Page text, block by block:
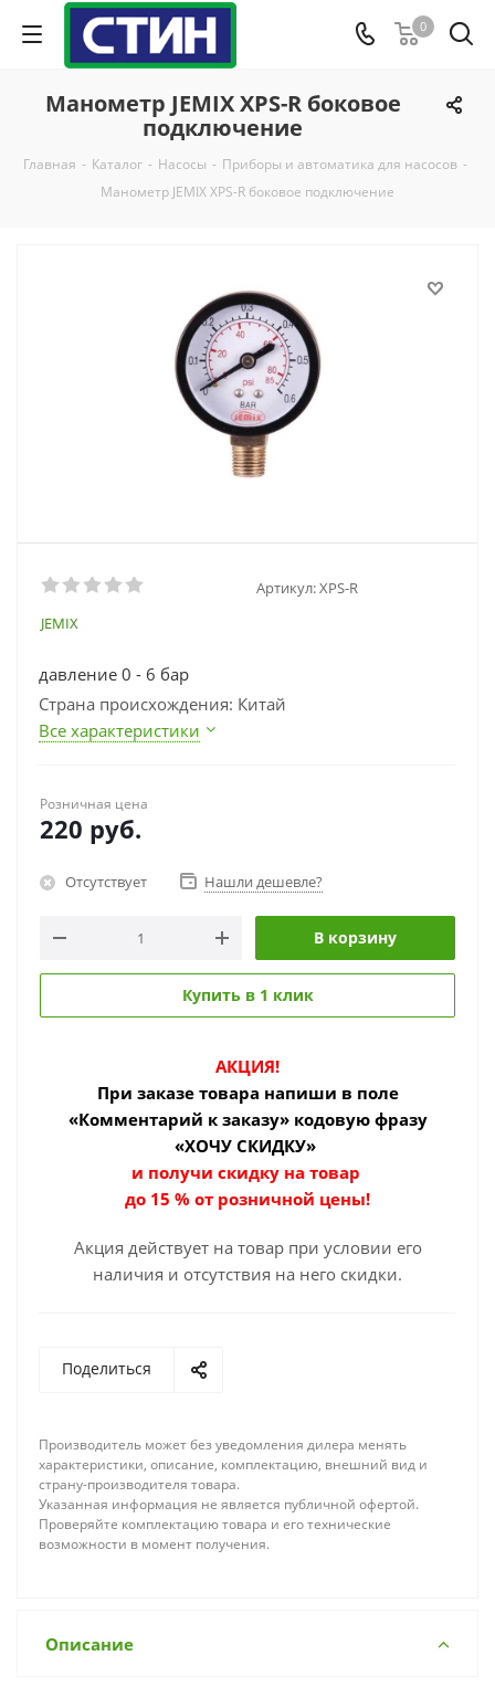
0
Манометр JEMIX XPS-R боковое
подключение
Главная - Каталог - Насосы - Приборы и автоматика для насосов -
Манометр JEMIX XPS-R боковое подключение
Артикул:XPS-R
JEMIX
давление 0 - 6 бар
Страна происхождения: Китай
Все характеристики
Розничная цена
220 руб.
Отсутствует Нашли дешевле?
В корзину
Купить в 1 клик
АКЦИЯ!
При заказе товара напиши в поле
«Комментарий к заказу» кодовую фразу
«ХОЧУ СКИДКУ»
и получи скидку на товар
до 15 % от розничной цены!
Акция действует на товар при условии его
наличия и отсутствия на него скидки.
Поделиться
Производитель может без уведомления дилера менять
характеристики, описание, комплектацию, внешний вид и
страну-производителя товара.
Указанная информация не является публичной офертой.
Проверяйте комплектацию товара и его технические
возможности в момент получения.
Описание